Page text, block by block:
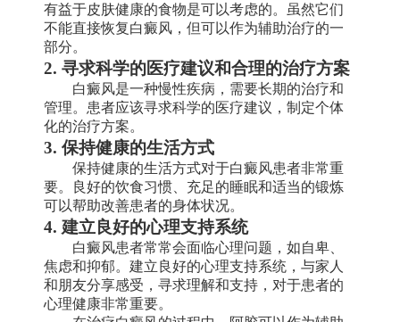
有益于皮肤健康的食物是可以考虑的。虽然它们
不能直接恢复白癜风，但可以作为辅助治疗的一
部分。
2. 寻求科学的医疗建议和合理的治疗方案
白癜风是一种慢性疾病，需要长期的治疗和
管理。患者应该寻求科学的医疗建议，制定个体
化的治疗方案。
3. 保持健康的生活方式
保持健康的生活方式对于白癜风患者非常重
要。良好的饮食习惯、充足的睡眠和适当的锻炼
可以帮助改善患者的身体状况。
4. 建立良好的心理支持系统
白癜风患者常常会面临心理问题，如自卑、
焦虑和抑郁。建立良好的心理支持系统，与家人
和朋友分享感受，寻求理解和支持，对于患者的
心理健康非常重要。